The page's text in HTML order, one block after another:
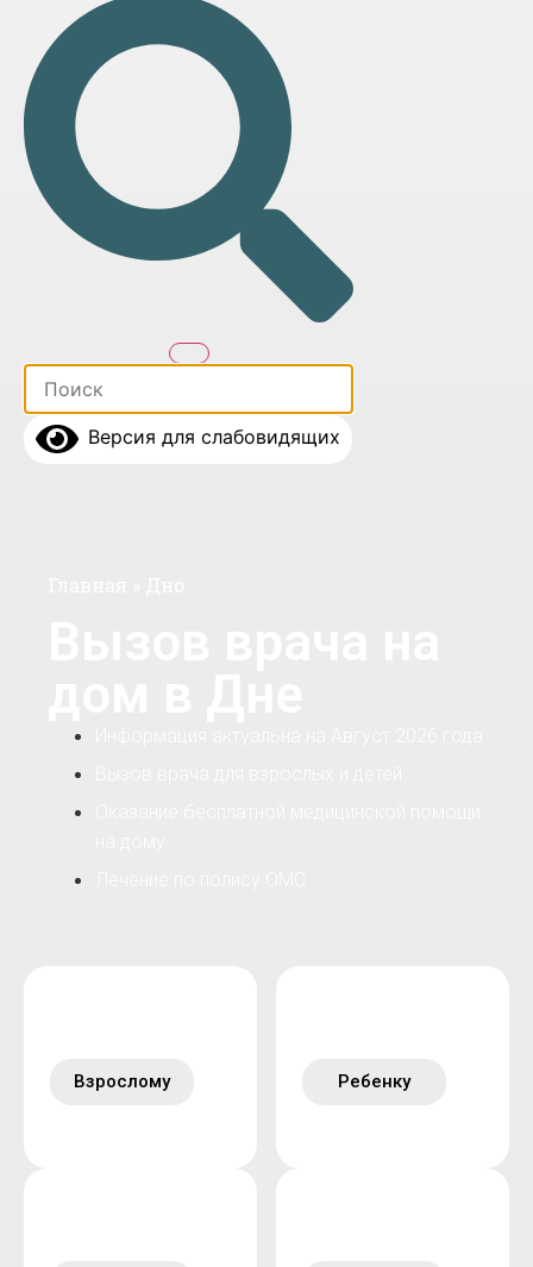
Версия для слабовидящих
Взрослому Ребенку